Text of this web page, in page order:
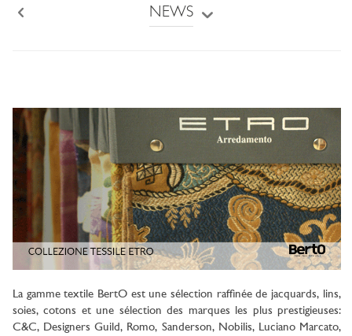
NEWS
La gamme textile BertO est une sélection raffinée de jacquards, lins,
soies, cotons et une sélection des marques les plus prestigieuses:
C&C, Designers Guild, Romo, Sanderson, Nobilis, Luciano Marcato,